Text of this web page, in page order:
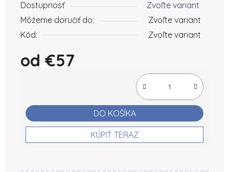
Dostupnosť
Zvoľte variant
Môžeme doručiť do:
Zvoľte variant
Kód:
Zvoľte variant
od €57
DO KOŠÍKA
KÚPIŤ TERAZ